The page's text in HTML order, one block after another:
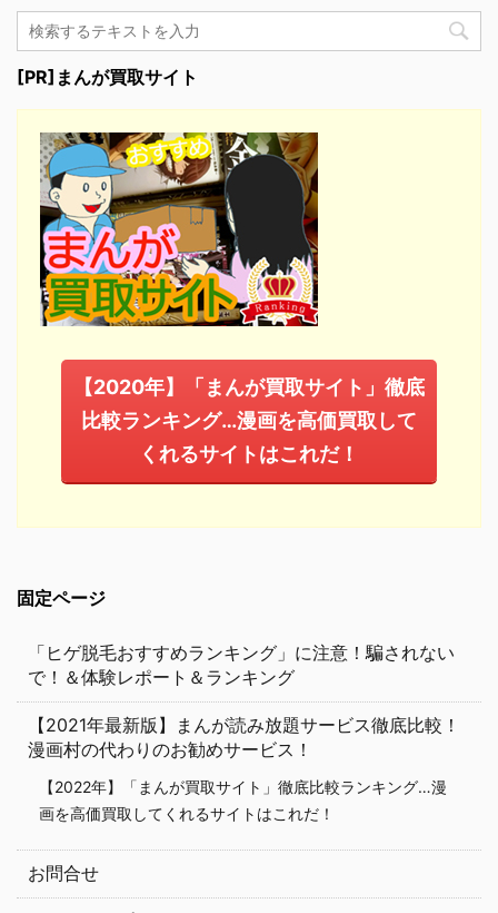
[PR]まんが買取サイト
【2020年】「まんが買取サイト」徹底
比較ランキング…漫画を高価買取して
くれるサイトはこれだ！
固定ページ
「ヒゲ脱毛おすすめランキング」に注意！騙されない
で！＆体験レポート＆ランキング
【2021年最新版】まんが読み放題サービス徹底比較！
漫画村の代わりのお勧めサービス！
【2022年】「まんが買取サイト」徹底比較ランキング…漫
画を高価買取してくれるサイトはこれだ！
お問合せ